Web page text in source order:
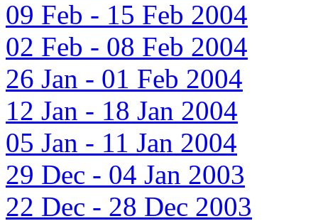
09 Feb - 15 Feb 2004
02 Feb - 08 Feb 2004
26 Jan - 01 Feb 2004
12 Jan - 18 Jan 2004
05 Jan - 11 Jan 2004
29 Dec - 04 Jan 2003
22 Dec - 28 Dec 2003